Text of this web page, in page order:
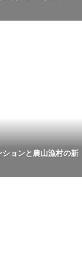
ョンと農山漁村の新